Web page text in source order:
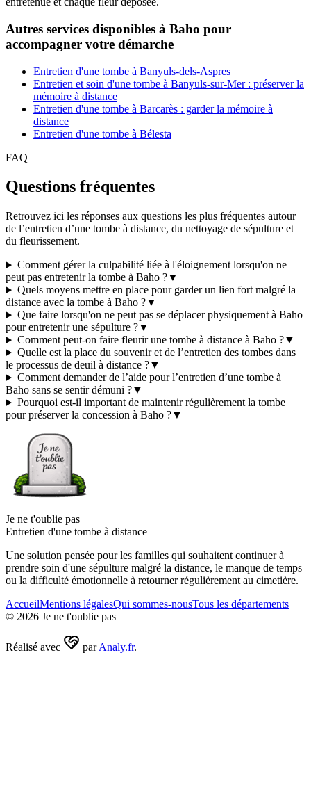
Autres services disponibles à Baho pour
accompagner votre démarche
Entretien d'une tombe à Banyuls-dels-Aspres
Entretien et soin d'une tombe à Banyuls-sur-Mer : préserver la
mémoire à distance
Entretien d'une tombe à Barcarès : garder la mémoire à
distance
Entretien d'une tombe à Bélesta
FAQ
Questions fréquentes
Retrouvez ici les réponses aux questions les plus fréquentes autour
de l’entretien d’une tombe à distance, du nettoyage de sépulture et
du fleurissement.
Comment gérer la culpabilité liée à l'éloignement lorsqu'on ne
peut pas entretenir la tombe à Baho ?▼
Quels moyens mettre en place pour garder un lien fort malgré la
distance avec la tombe à Baho ?▼
Que faire lorsqu'on ne peut pas se déplacer physiquement à Baho
pour entretenir une sépulture ?▼
Comment peut-on faire fleurir une tombe à distance à Baho ?▼
Quelle est la place du souvenir et de l’entretien des tombes dans
le processus de deuil à distance ?▼
Comment demander de l’aide pour l’entretien d’une tombe à
Baho sans se sentir démuni ?▼
Pourquoi est-il important de maintenir régulièrement la tombe
pour préserver la concession à Baho ?▼
Je ne t'oublie pas
Entretien d'une tombe à distance
Une solution pensée pour les familles qui souhaitent continuer à
prendre soin d'une sépulture malgré la distance, le manque de temps
ou la difficulté émotionnelle à retourner régulièrement au cimetière.
AccueilMentions légalesQui sommes-nousTous les départements
© 2026 Je ne t'oublie pas
Réalisé avec par Analy.fr.